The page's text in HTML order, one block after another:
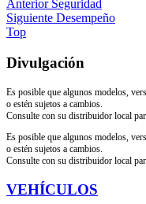
Anterior Seguridad
Siguiente Desempeño
Top
Divulgación
Es posible que algunos modelos,
o estén sujetos a cambios.
Consulte con su distribuidor local
Es posible que algunos modelos,
o estén sujetos a cambios.
Consulte con su distribuidor local
VEHÍCULOS